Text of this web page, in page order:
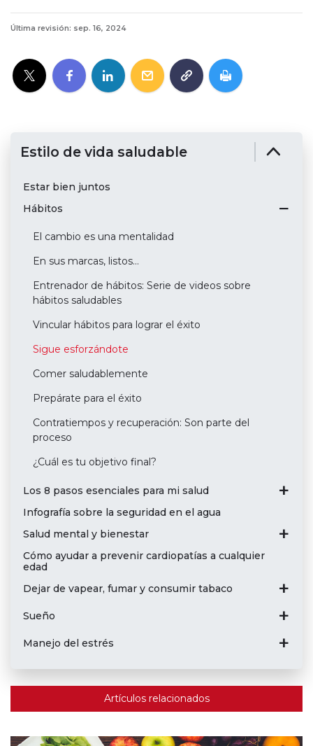
Última revisión: sep. 16, 2024
Estilo de vida saludable
Estar bien juntos
Hábitos
El cambio es una mentalidad
En sus marcas, listos…
Entrenador de hábitos: Serie de videos sobre
hábitos saludables
Vincular hábitos para lograr el éxito
Sigue esforzándote
Comer saludablemente
Prepárate para el éxito
Contratiempos y recuperación: Son parte del
proceso
¿Cuál es tu objetivo final?
Los 8 pasos esenciales para mi salud
Infografía sobre la seguridad en el agua
Salud mental y bienestar
Cómo ayudar a prevenir cardiopatías a cualquier
edad
Dejar de vapear, fumar y consumir tabaco
Sueño
Manejo del estrés
Artículos relacionados